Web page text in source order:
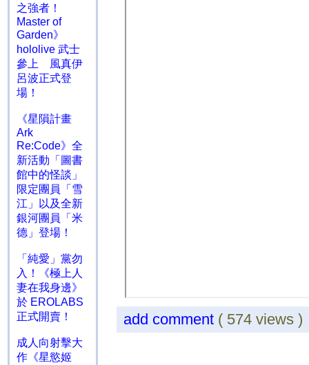
之強者！
Master of
Garden》
hololive 武士
參上 風真伊
呂波正式登
場！
《星隕計畫
Ark
Re:Code》全
新活動「圖書
館中的怪談」
限定團員「雪
江」以及全新
銀河團員「米
德」登場！
「純愛」黨勿
入！《極上人
妻在我身邊》
於 EROLABS
正式開賣！
成人向射擊大
作《星慾姬
add comment ( 574